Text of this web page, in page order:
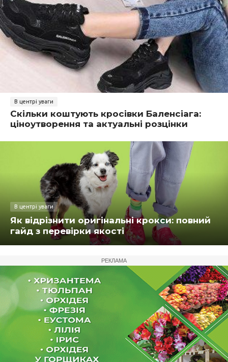
В центрі уваги
Скільки коштують кросівки Баленсіага:
ціноутворення та актуальні розцінки
В центрі уваги
Як відрізнити оригінальні крокси: повний
гайд з перевірки якості
РЕКЛАМА